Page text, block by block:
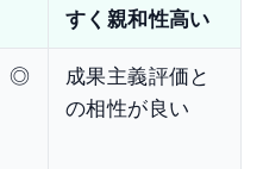
すく親和性高い
◎
成果主義評価と
の相性が良い